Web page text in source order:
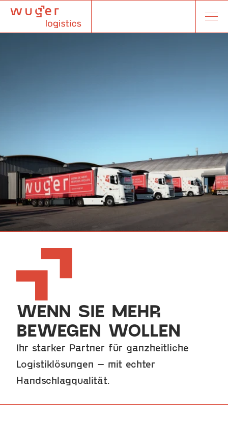
WENN SIE MEHR
BEWEGEN WOLLEN
Ihr starker Partner für ganzheitliche
Logistiklösungen – mit echter
Handschlagqualität.